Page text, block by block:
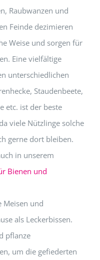
Raubwanzen und
Feinde dezimieren
Weise und sorgen für
Eine vielfältige
unterschiedlichen
Staudenbeete,
etc. ist der beste
viele Nützlinge solche
gerne dort bleiben.
in unserem
Bienen und
Meisen und
als Leckerbissen.
pflanze
um die gefiederten